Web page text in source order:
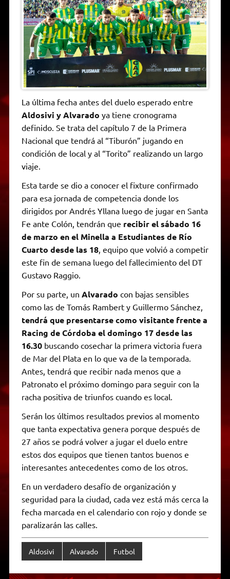
La última fecha antes del duelo esperado entre
Aldosivi y Alvarado ya tiene cronograma
definido. Se trata del capítulo 7 de la Primera
Nacional que tendrá al “Tiburón” jugando en
condición de local y al “Torito” realizando un largo
viaje.
Esta tarde se dio a conocer el fixture confirmado
para esa jornada de competencia donde los
dirigidos por Andrés Yllana luego de jugar en Santa
Fe ante Colón, tendrán que recibir el sábado 16
de marzo en el Minella a Estudiantes de Río
Cuarto desde las 18, equipo que volvió a competir
este fin de semana luego del fallecimiento del DT
Gustavo Raggio.
Por su parte, un Alvarado con bajas sensibles
como las de Tomás Rambert y Guillermo Sánchez,
tendrá que presentarse como visitante frente a
Racing de Córdoba el domingo 17 desde las
16.30buscando cosechar la primera victoria fuera
de Mar del Plata en lo que va de la temporada.
Antes, tendrá que recibir nada menos que a
Patronato el próximo domingo para seguir con la
racha positiva de triunfos cuando es local.
Serán los últimos resultados previos al momento
que tanta expectativa genera porque después de
27 años se podrá volver a jugar el duelo entre
estos dos equipos que tienen tantos buenos e
interesantes antecedentes como de los otros.
En un verdadero desafío de organización y
seguridad para la ciudad, cada vez está más cerca la
fecha marcada en el calendario con rojo y donde se
paralizarán las calles.
Aldosivi Alvarado Futbol